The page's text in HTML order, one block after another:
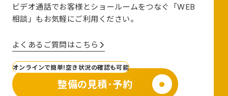
ビデオ通話でお客様とショールームをつなぐ
「WEB
相談」も お気軽にご利用ください。
よくあるご質問はこちら
オンラインで簡単!空き状況の確認も可能
整備の見積･予約